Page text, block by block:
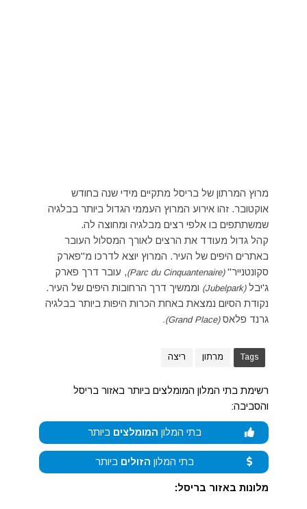
מרוץ המרתון של בריסל מתקיים מידי שנה בחודש
אוקטובר. זהו אירוע המרוץ העממי הגדול ביותר בבלגיה
שמשתתפים בו אלפי רצים מבלגיה ומחוצה לה.
קהל גדול מעודד את הרצים לאורך המסלול העובר
באתרים היפים של העיר. המרוץ יוצא לדרכו מ"פארק
סקונטנייר" (Parc du Cinquantenaire)
, עובר דרך פארק
ג'יבל (Jubelpark)
וממשיך דרך הרחובות היפים של העיר.
נקודת הסיום נמצאת באחת הכרות היפות ביותר בבלגיה
גרנד פלאס (Grand Place).
Tags מרתון ריצה
רשימת בתי המלון המומלצים ביותר באזור בריסל
והסביבה:
בתי המלון המומלצים ביותר
בתי המלון הזולים ביותר
מלונות באזור בריסל: